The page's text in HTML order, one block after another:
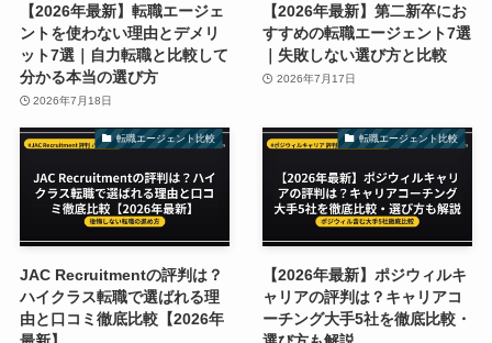
【2026年最新】転職エージェ
ントを使わない理由とデメリ
ット7選｜自力転職と比較して
分かる本当の選び方
2026年7月18日
【2026年最新】第二新卒にお
すすめの転職エージェント7選
｜失敗しない選び方と比較
2026年7月17日
転職エージェント比較
JAC Recruitmentの評判は？
ハイクラス転職で選ばれる理
由と口コミ徹底比較【2026年
転職エージェント比較
【2026年最新】ポジウィルキ
ャリアの評判は？キャリアコ
ーチング大手5社を徹底比較・